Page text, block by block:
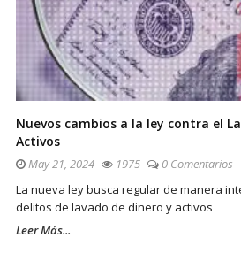
Nuevos cambios a la ley contra el
Activos
May 21, 2024 1975
0 Comentarios
La nueva ley busca regular de manera
delitos de lavado de dinero y activos
Leer Más...